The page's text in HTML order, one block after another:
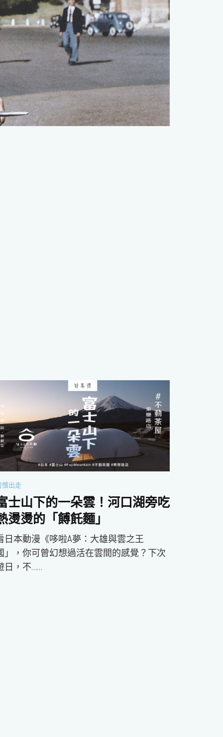
慣出走
士山下的一朵雲！河口湖旁吃
燙燙的「餺飥麵」
日本動漫《哆啦A夢：大雄與雲之王
」，你可曾幻想過活在雲間的感覺？下次
日，不……